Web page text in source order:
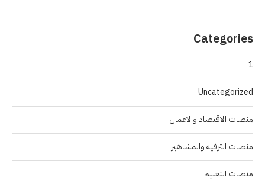
Categories
1
Uncategorized
منصات الاقتصاد والاعمال
منصات الترفيه والمشاهير
منصات التعليم